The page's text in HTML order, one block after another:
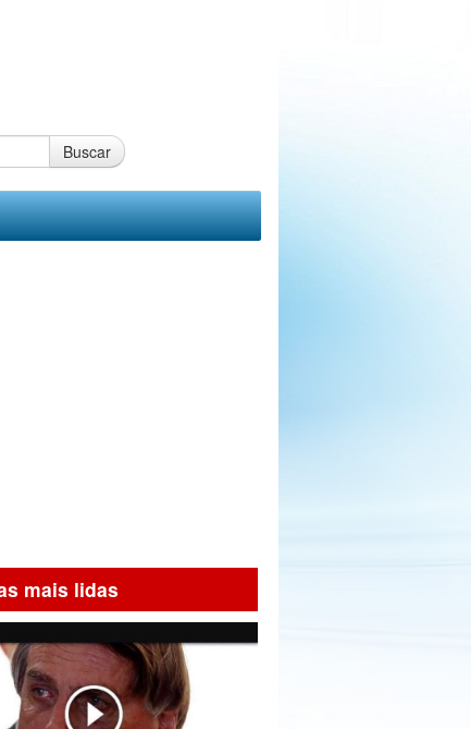
Buscar
mais lidas